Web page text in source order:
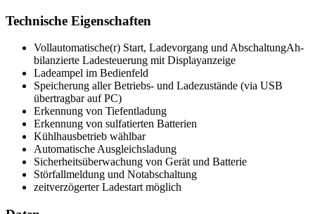
Technische Eigenschaften
Vollautomatische(r) Start, Ladevorgang und AbschaltungAh-
bilanzierte Ladesteuerung mit Displayanzeige
Ladeampel im Bedienfeld
Speicherung aller Betriebs- und Ladezustände (via USB
übertragbar auf PC)
Erkennung von Tiefentladung
Erkennung von sulfatierten Batterien
Kühlhausbetrieb wählbar
Automatische Ausgleichsladung
Sicherheitsüberwachung von Gerät und Batterie
Störfallmeldung und Notabschaltung
zeitverzögerter Ladestart möglich